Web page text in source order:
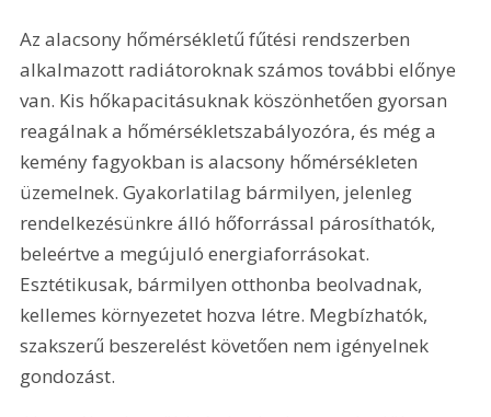
Az alacsony hőmérsékletű fűtési rendszerben
alkalmazott radiátoroknak számos további előnye
van. Kis hőkapacitásuknak köszönhetően gyorsan
reagálnak a hőmérsékletszabályozóra, és még a
kemény fagyokban is alacsony hőmérsékleten
üzemelnek. Gyakorlatilag bármilyen, jelenleg
rendelkezésünkre álló hőforrással párosíthatók,
beleértve a megújuló energiaforrásokat.
Esztétikusak, bármilyen otthonba beolvadnak,
kellemes környezetet hozva létre. Megbízhatók,
szakszerű beszerelést követően nem igényelnek
gondozást.